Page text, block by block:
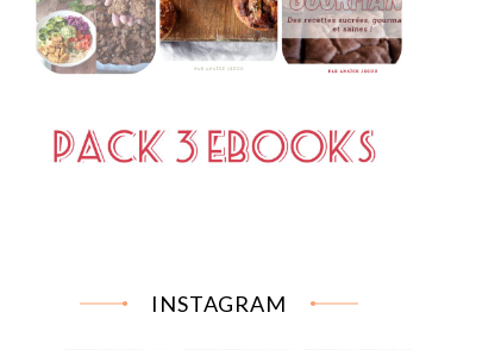
INSTAGRAM